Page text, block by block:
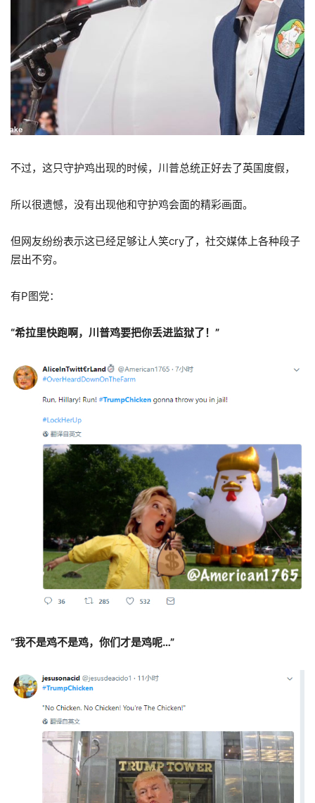
不过，这只守护鸡出现的时候，川普总统正好去了英国度假，
所以很遗憾，没有出现他和守护鸡会面的精彩画面。
但网友纷纷表示这已经足够让人笑cry了，社交媒体上各种段子
层出不穷。
有P图党：
“希拉里快跑啊，川普鸡要把你丢进监狱了！”
“我不是鸡不是鸡，你们才是鸡呢…”